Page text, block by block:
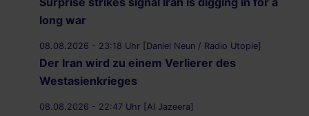
long war
08.08.2026 - 23:18 Uhr [Daniel Neun / Radio Utopie]
Der Iran wird zu einem Verlierer des
Westasienkrieges
08.08.2026 - 22:47 Uhr [Al Jazeera]